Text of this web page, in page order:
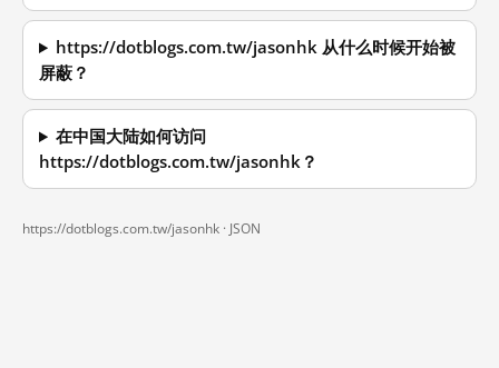
https://dotblogs.com.tw/jasonhk 从什么时候开始被
屏蔽？
在中国大陆如何访问
https://dotblogs.com.tw/jasonhk？
https://dotblogs.com.tw/jasonhk · JSON